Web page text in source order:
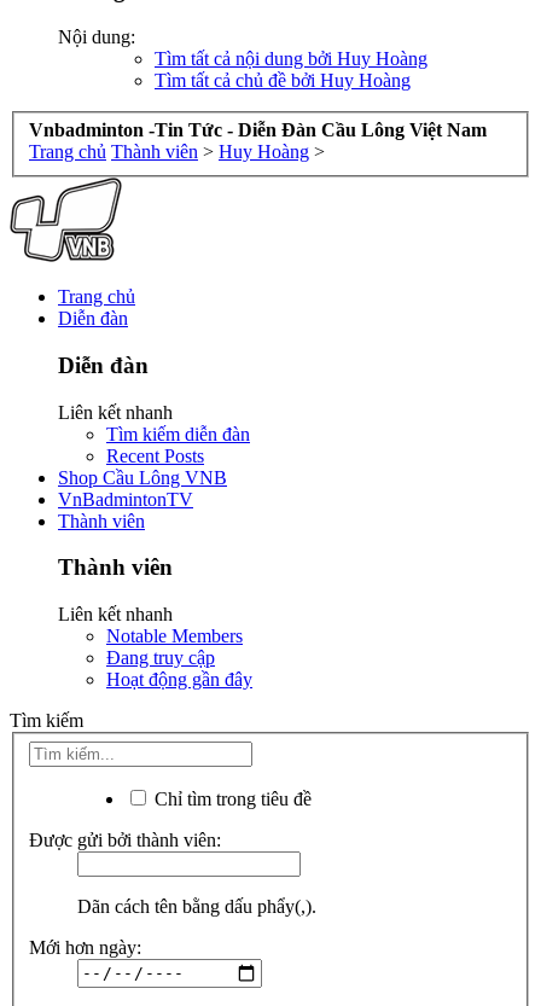
Nội dung:
Tìm tất cả nội dung bởi Huy Hoàng
Tìm tất cả chủ đề bởi Huy Hoàng
Vnbadminton -Tin Tức - Diễn Đàn Cầu Lông Việt Nam
Trang chủ Thành viên > Huy Hoàng >
Trang chủ
Diễn đàn
Diễn đàn
Liên kết nhanh
Tìm kiếm diễn đàn
Recent Posts
Shop Cầu Lông VNB
VnBadmintonTV
Thành viên
Thành viên
Liên kết nhanh
Notable Members
Đang truy cập
Hoạt động gần đây
Tìm kiếm
Chỉ tìm trong tiêu đề
Được gửi bởi thành viên:
Dãn cách tên bằng dấu phẩy(,).
Mới hơn ngày: